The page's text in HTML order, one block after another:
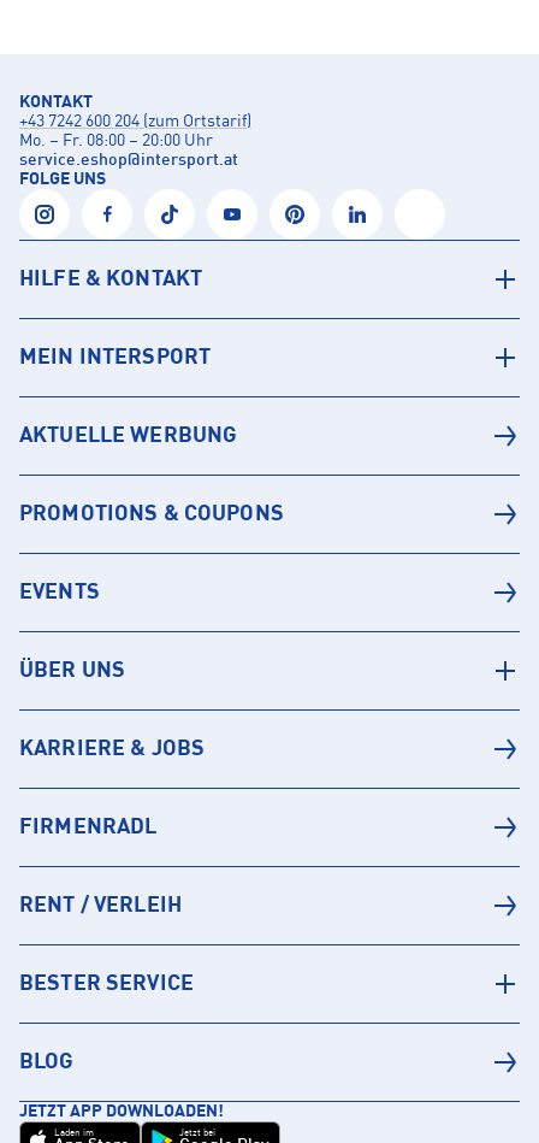
KONTAKT
+43 7242 600 204 (zum Ortstarif)
Mo. – Fr. 08:00 – 20:00 Uhr
service.eshop@intersport.at
FOLGE UNS
HILFE & KONTAKT
MEIN INTERSPORT
AKTUELLE WERBUNG
PROMOTIONS & COUPONS
EVENTS
ÜBER UNS
KARRIERE & JOBS
FIRMENRADL
RENT / VERLEIH
BESTER SERVICE
BLOG
JETZT APP DOWNLOADEN!
Laden im Jetzt bei